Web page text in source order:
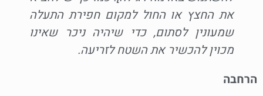
את החצץ או החול למקום חפירת התעלה
שמעונין לסתום, כדי שיהיה ניכר שאינו
מכוין להכשיר את השטח לזריעה.
הרחבה